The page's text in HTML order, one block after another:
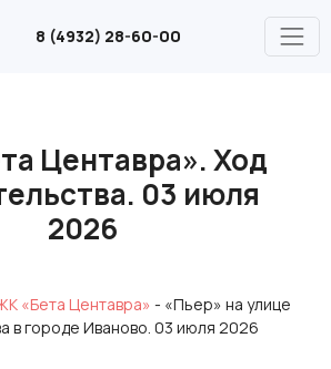
8 (4932) 28-60-00
Центавра». Ход
03 июля
2026
«Бета Центавра» - «Пьер» на улице
в городе Иваново. 03 июля 2026